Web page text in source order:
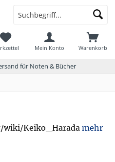
für Noten & Bücher
Warenkorb
Mein Konto
wiki/Keiko_Harada mehr